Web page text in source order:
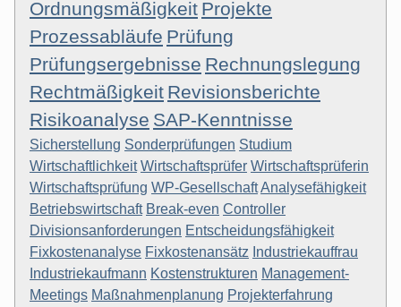
Ordnungsmäßigkeit Projekte
Prozessabläufe Prüfung
Prüfungsergebnisse Rechnungslegung
Rechtmäßigkeit Revisionsberichte
Risikoanalyse SAP-Kenntnisse
Sicherstellung Sonderprüfungen Studium
Wirtschaftlichkeit Wirtschaftsprüfer Wirtschaftsprüferin
Wirtschaftsprüfung WP-GesellschaftAnalysefähigkeit
Betriebswirtschaft Break-even Controller
Divisionsanforderungen Entscheidungsfähigkeit
Fixkostenanalyse Fixkostenansätz Industriekauffrau
Industriekaufmann Kostenstrukturen Management-
Meetings Maßnahmenplanung Projekterfahrung